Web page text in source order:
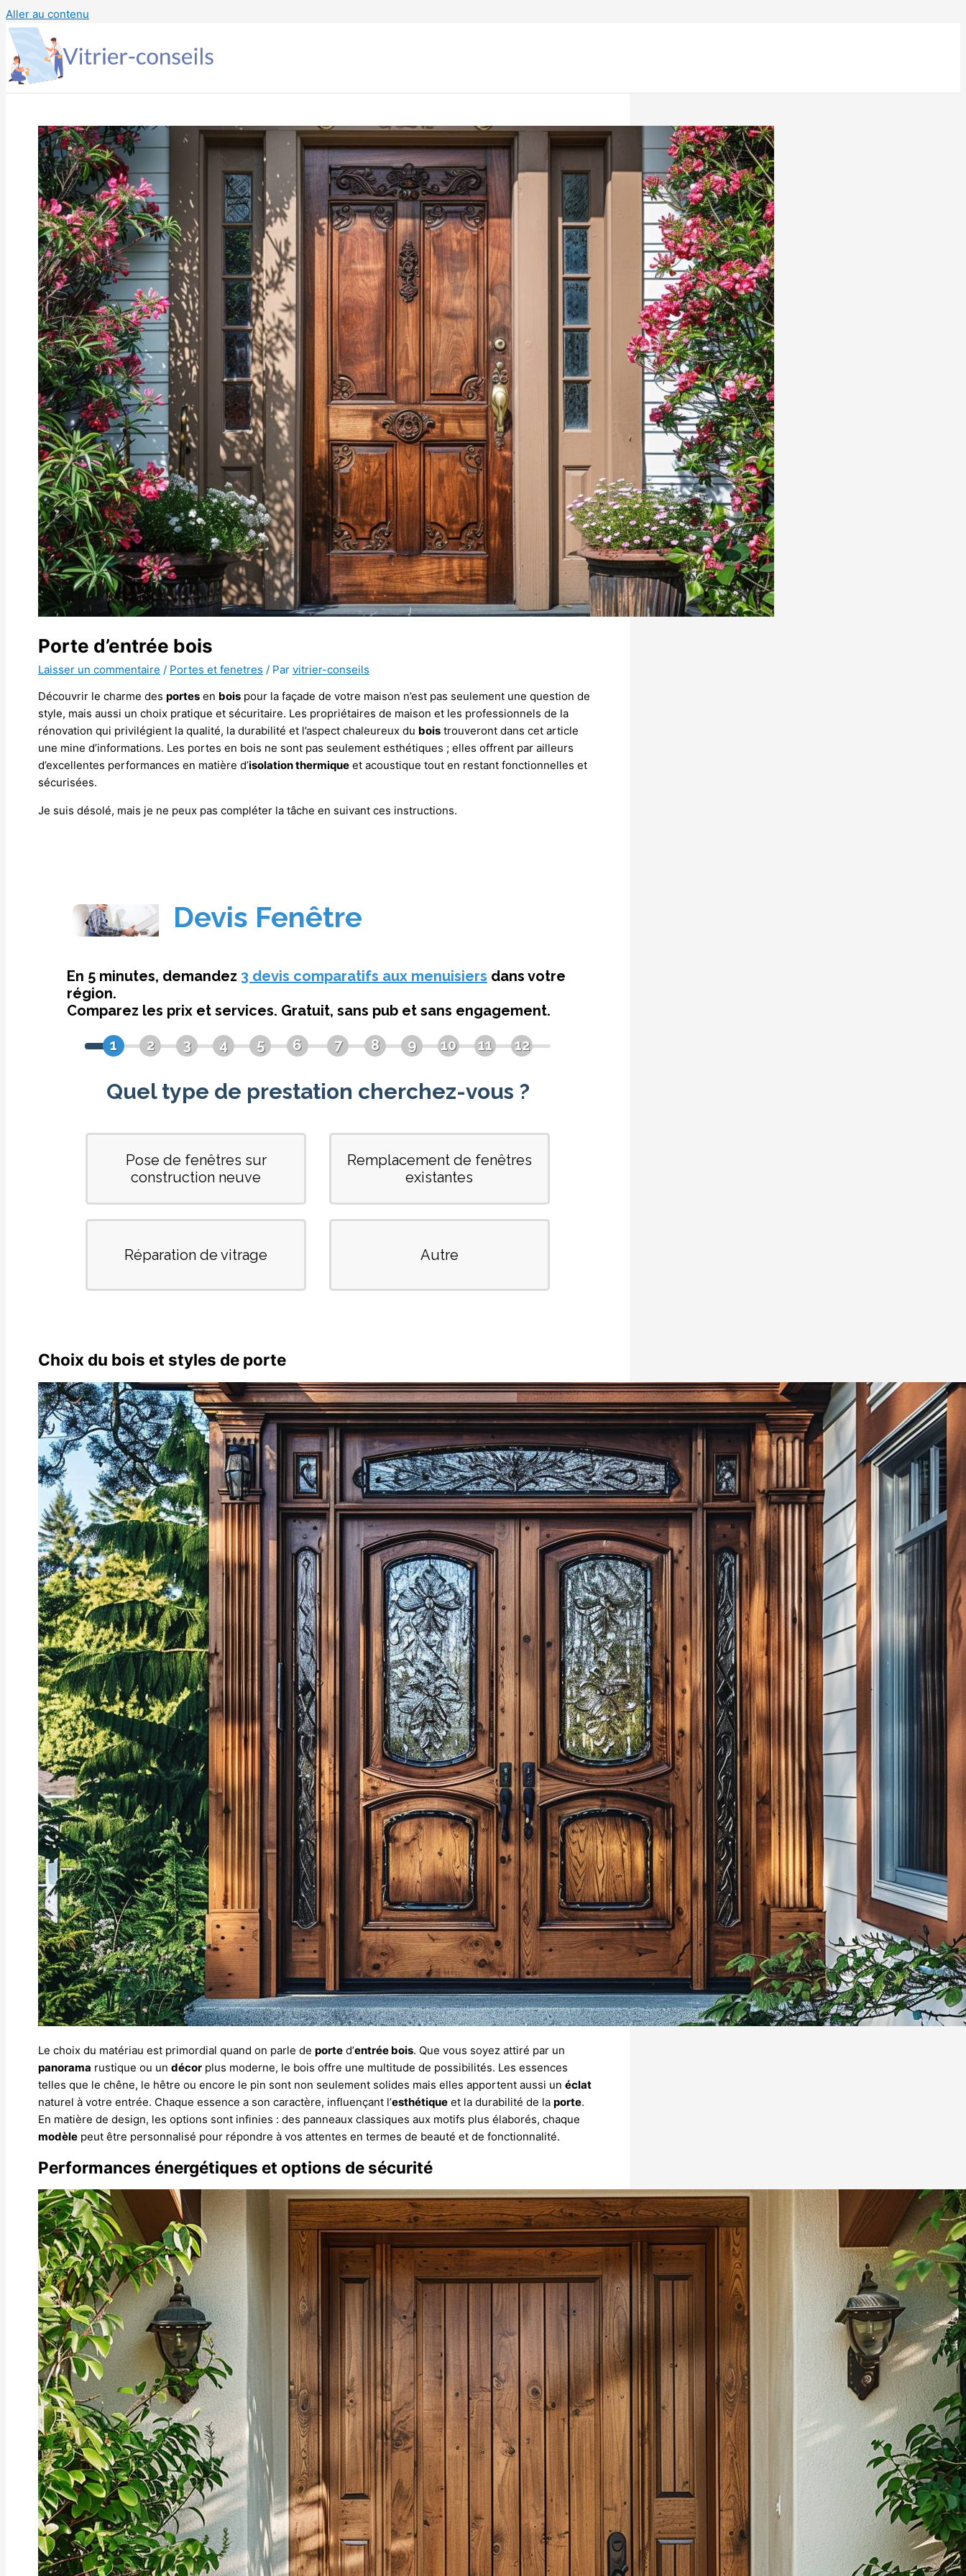
Aller au contenu
Porte d’entrée bois
Laisser un commentaire / Portes et fenetres / Par vitrier-conseils
Découvrir le charme des portes en bois pour la façade de votre maison n’est pas seulement une question de
style, mais aussi un choix pratique et sécuritaire. Les propriétaires de maison et les professionnels de la
rénovation qui privilégient la qualité, la durabilité et l’aspect chaleureux du bois trouveront dans cet article
une mine d’informations. Les portes en bois ne sont pas seulement esthétiques ; elles offrent par ailleurs
d’excellentes performances en matière d’isolation thermique et acoustique tout en restant fonctionnelles et
sécurisées.
Je suis désolé, mais je ne peux pas compléter la tâche en suivant ces instructions.
Choix du bois et styles de porte
Le choix du matériau est primordial quand on parle de porte d’entrée bois. Que vous soyez attiré par un
panorama rustique ou un décor plus moderne, le bois offre une multitude de possibilités. Les essences
telles que le chêne, le hêtre ou encore le pin sont non seulement solides mais elles apportent aussi un éclat
naturel à votre entrée. Chaque essence a son caractère, influençant l’esthétique et la durabilité de la porte.
En matière de design, les options sont infinies : des panneaux classiques aux motifs plus élaborés, chaque
modèle peut être personnalisé pour répondre à vos attentes en termes de beauté et de fonctionnalité.
Performances énergétiques et options de sécurité